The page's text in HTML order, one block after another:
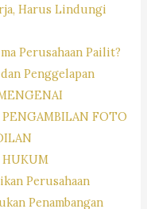
Harus Lindungi
Perusahaan Pailit?
Penggelapan
FOTO
Perusahaan
Penambangan